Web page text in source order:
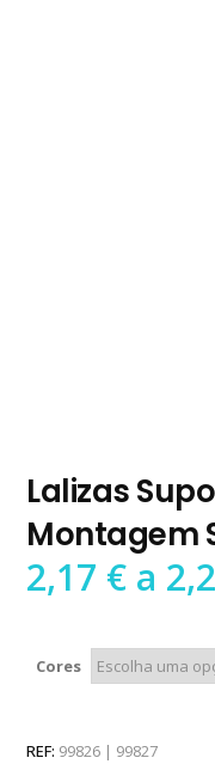
Lalizas
Montagem
2,17 € a
Cores
REF: 99826 | 99827